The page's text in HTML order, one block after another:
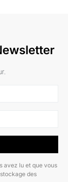
avez lu et que vous
des